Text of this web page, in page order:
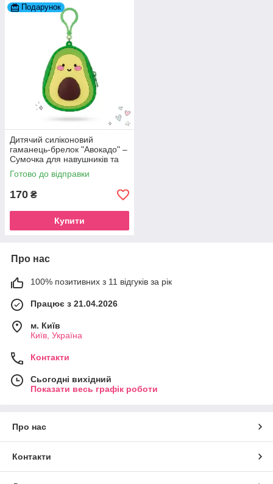
Подарунок
Дитячий силіконовий
гаманець-брелок "Авокадо" –
Сумочка для навушників та
грошей на рюкзак
Готово до відправки
170 ₴
Купити
Про нас
100% позитивних з 11 відгуків за рік
Працює з 21.04.2026
м. Київ
Київ, Україна
Контакти
Сьогодні вихідний
Показати весь графік роботи
Про нас
Контакти